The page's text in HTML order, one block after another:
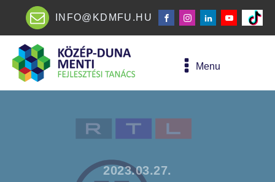
INFO@KDMFU.HU
Menu
2023.03.27.